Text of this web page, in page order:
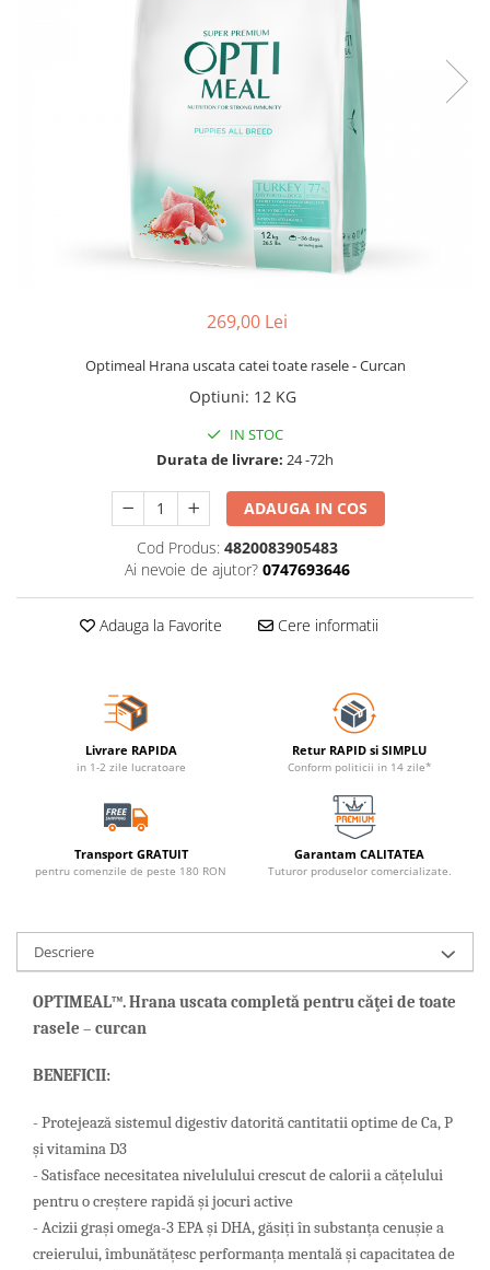
269,00 Lei
Optimeal Hrana uscata catei toate rasele - Curcan
Optiuni: 12 KG
IN STOC
Durata de livrare: 24 -72h
ADAUGA IN COS
Cod Produs: 4820083905483
Ai nevoie de ajutor? 0747693646
Adauga la Favorite Cere informatii
Livrare RAPIDA
in 1-2 zile lucratoare
Retur RAPID si SIMPLU
Conform politicii in 14 zile*
Transport GRATUIT
pentru comenzile de peste 180 RON
Garantam CALITATEA
Tuturor produselor comercializate.
Descriere
OPTIMEAL™.Hranauscatacompletă pentru căţeide toate
rasele – curcan
BENEFICII:
- Protejează sistemul digestiv datorită cantitatii optime de Ca, P
și vitamina D3
- Satisface necesitatea nivelulului crescut de calorii a cățelului
pentru o creștere rapidă și jocuri active
- Acizii grași omega-3 EPA și DHA, găsiți în substanța cenușie a
creierului, îmbunătățesc performanța mentală și capacitatea de